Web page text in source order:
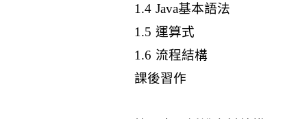
1.4 Java基本語法
1.5 運算式
1.6 流程結構
課後習作